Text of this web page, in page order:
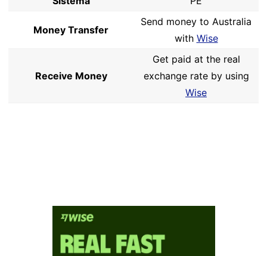
Money Transfer
Send money to Australia
with Wise
Receive Money
Get paid at the real
exchange rate by using
Wise